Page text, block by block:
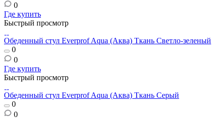
0
Где купить
Быстрый просмотр
Обеденный стул Everprof Aqua (Аква) Ткань Светло-зеленый
0
0
Где купить
Быстрый просмотр
Обеденный стул Everprof Aqua (Аква) Ткань Серый
0
0